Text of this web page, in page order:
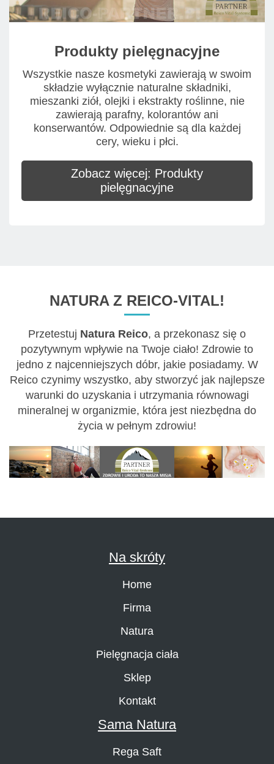
Produkty pielęgnacyjne
Wszystkie nasze kosmetyki zawierają w swoim
składzie wyłącznie naturalne składniki,
mieszanki ziół, olejki i ekstrakty roślinne, nie
zawierają parafny, kolorantów ani
konserwantów. Odpowiednie są dla każdej
cery, wieku i płci.
Zobacz więcej: Produkty
pielęgnacyjne
NATURA Z REICO-VITAL!
Przetestuj Natura Reico, a przekonasz się o
pozytywnym wpływie na Twoje ciało! Zdrowie to
jedno z najcenniejszych dóbr, jakie posiadamy. W
Reico czynimy wszystko, aby stworzyć jak najlepsze
warunki do uzyskania i utrzymania równowagi
mineralnej w organizmie, która jest niezbędna do
życia w pełnym zdrowiu!
Na skróty
Home
Firma
Natura
Pielęgnacja ciała
Sklep
Kontakt
Sama Natura
Rega Saft